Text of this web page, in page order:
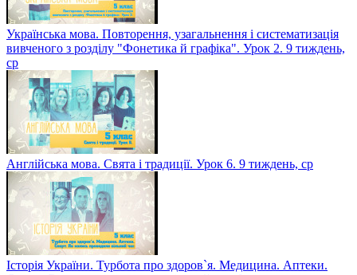
Українська мова. Повторення, узагальнення і систематизація
вивченого з розділу "Фонетика й графіка". Урок 2. 9 тиждень,
ср
Англійська мова. Свята і традиції. Урок 6. 9 тиждень, ср
Історія України. Турбота про здоров`я. Медицина. Аптеки.